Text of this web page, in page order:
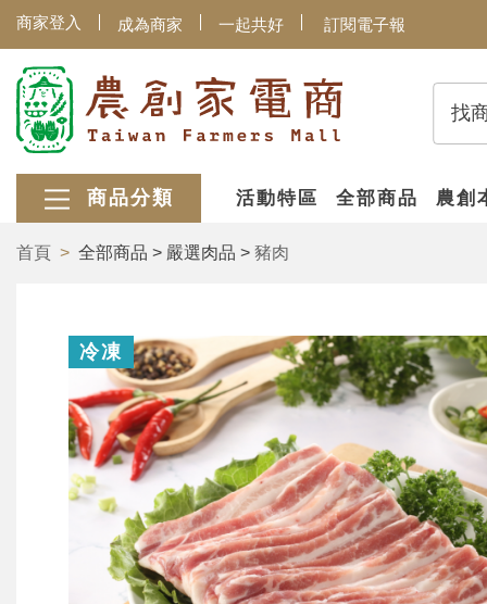
商家登入 成為商家 一起共好 訂閱電子報
找
商品分類 活動特區 全部商品 農創
首頁 全部商品 > 嚴選肉品 > 豬肉
冷凍